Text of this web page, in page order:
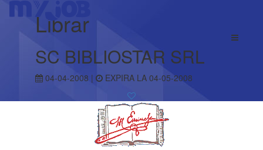
Librar
SC BIBLIOSTAR SRL
04-04-2008 | EXPIRA LA 04-05-2008